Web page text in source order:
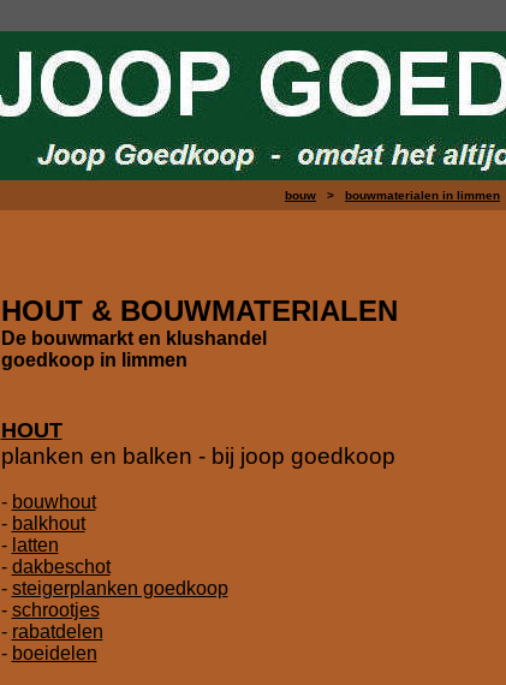
bouw > bouwmaterialen in limmen
HOUT & BOUWMATERIALEN
De bouwmarkt en klushandel
goedkoop in limmen
HOUT
planken en balken - bij joop goedkoop
- bouwhout
- balkhout
- latten
- dakbeschot
- steigerplanken goedkoop
- schrootjes
- rabatdelen
- boeidelen